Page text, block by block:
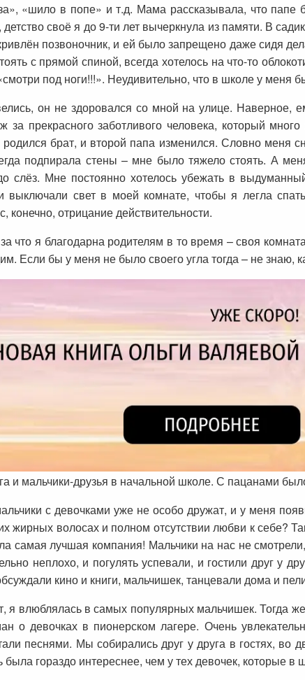
«шило в попе» и т.д. Мама рассказывала, что
детство своё я до 9-ти лет вычеркнула из памяти. В
позвоночник, и ей было запрещено даже сидя
с прямой спиной, всегда хотелось на что-то
под ноги!!!». Неудивительно, что в школе у меня
он не здоровался со мной на улице. Наверное,
за прекрасного заботливого человека, который
брат, и второй папа изменился. Словно меня
подпирала стены – мне было тяжело стоять. А
слёз. Мне постоянно хотелось убежать в
выключали свет в моей комнате, чтобы я легла
конечно, отрицание действительности.
что я благодарна родителям в то время – своя
Если бы у меня не было своего угла тогда – не знаю,
и мальчики-друзья в начальной школе. С пацанами
с девочками уже не особо дружат, и у меня
жирных волосах и полном отсутствии любви к
самая лучшая компания! Мальчики на нас не
неплохо, и погулять успевали, и гостили друг у
кино и книги, мальчишек, танцевали дома и
я влюблялась в самых популярных мальчишек. Тогда
о девочках в пионерском лагере. Очень
песнями. Мы собирались друг у друга в гостях,
гораздо интереснее, чем у тех девочек, которые